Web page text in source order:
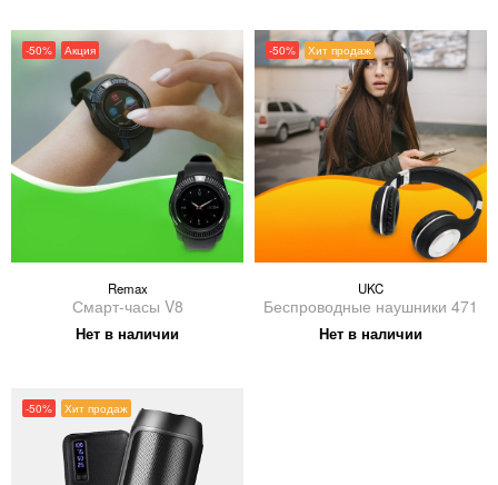
-50% Акция
Remax
Смарт-часы V8
Нет в наличии
-50% Хит продаж
UKC
Беспроводные наушники 471
Нет в наличии
-50% Хит продаж